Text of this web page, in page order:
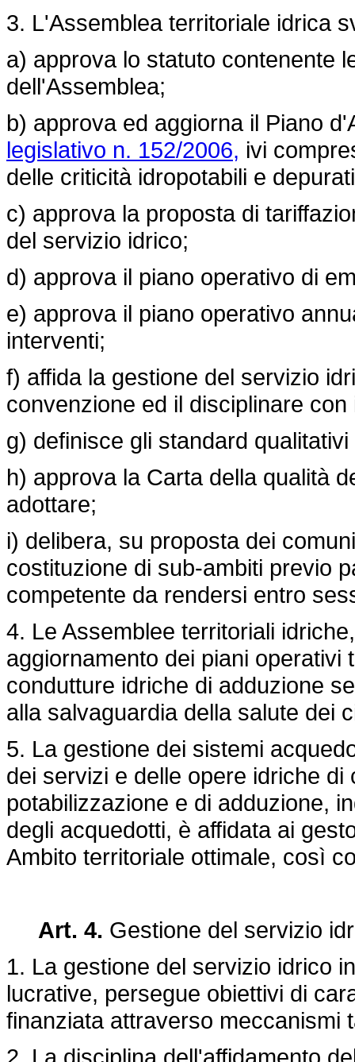
3. L'Assemblea territoriale idrica
a) approva lo statuto contenente
dell'Assemblea;
b) approva ed aggiorna il Piano
legislativo n. 152/2006, ivi
delle criticità idropotabili e
c) approva la proposta di
del servizio idrico;
d) approva il piano operativo di
e) approva il piano operativo
interventi;
f) affida la gestione del servizio
convenzione ed il disciplinare
g) definisce gli standard
h) approva la Carta della qualità
adottare;
i) delibera, su proposta dei
costituzione di sub-ambiti previo
competente da rendersi entro
4. Le Assemblee territoriali
aggiornamento dei piani operativi
condutture idriche di adduzione
alla salvaguardia della salute dei
5. La gestione dei sistemi
dei servizi e delle opere idriche
potabilizzazione e di adduzione,
degli acquedotti, è affidata ai
Ambito territoriale ottimale, così
Art. 4. Gestione del servizio
1. La gestione del servizio idrico
lucrative, persegue obiettivi di
finanziata attraverso meccanismi